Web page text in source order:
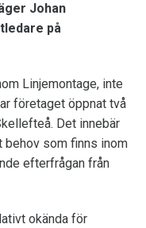
Johan
på
Linjemontage, inte
företaget öppnat två
Det innebär
behov som finns inom
efterfrågan från
okända för